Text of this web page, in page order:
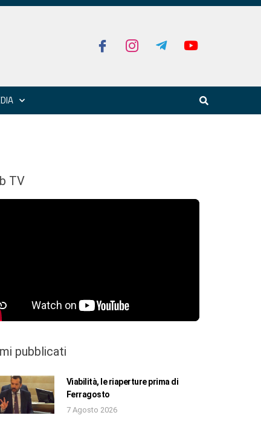
TV
pubblicati
Viabilità, le riaperture prima di
Ferragosto
7 Agosto 2026